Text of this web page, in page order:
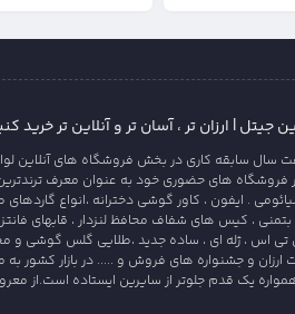
جیتل | ارزان تر ، آسان تر و آنلاین تر خرید
سال سابقه کاری در بخش فروشگاه های آنلاین
فروشگاه های حضوری خود به عنوان معرف
. ایفون ، کاور گوشی دخترانه ،انواع گاردهای
، کیس های شفاف محافظ لنزدار ، قابهای
تی اس ، ژله ای ، ساده جدید ،طلایی گلس گوشی
ارزان و جشنواره های فروش و ..... در بازار کشور
یک قدم جلوتر از سایرین ایستاده است.از